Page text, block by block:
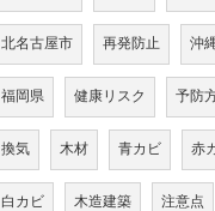
北名古屋市 再発防止 沖
福岡県 健康リスク 予防
換気 木材 青カビ 赤
白カビ 木造建築 注意点